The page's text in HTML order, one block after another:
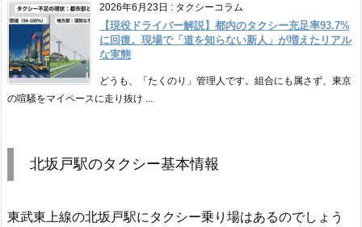
2026年6月23日 : タクシーコラム
【現役ドライバー解説】都内のタクシー充足率93.7%
に回復。現場で「道を知らない新人」が増えたリアル
な実態
どうも、「たくのり」管理人です。組合にも属さず、東京
の喧騒をマイペースに走り抜け ...
北坂戸駅のタクシー基本情報
東武東上線の北坂戸駅にタクシー乗り場はあるのでしょう